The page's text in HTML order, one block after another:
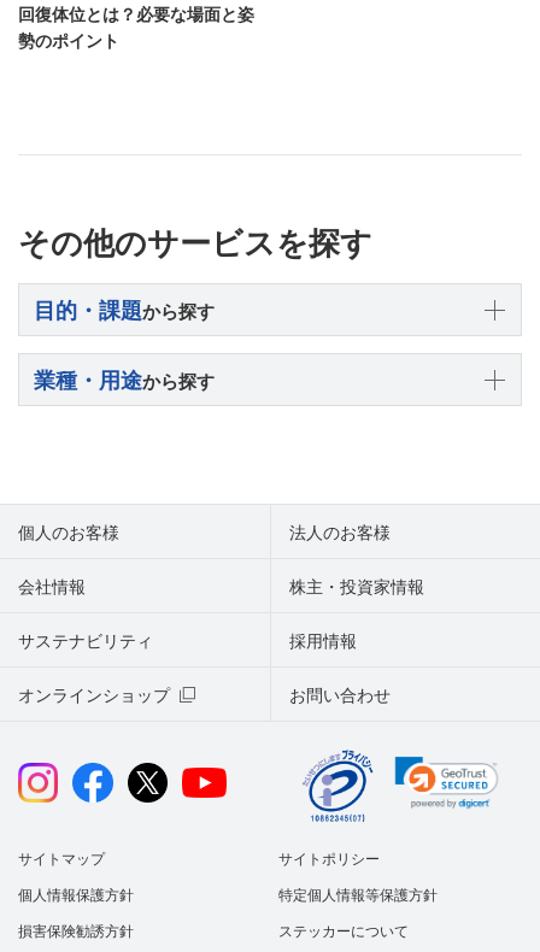
回復体位とは？必要な場面と姿
勢のポイント
その他のサービスを探す
目的・課題から探す
業種・用途から探す
個人のお客様 法人のお客様
会社情報 株主・投資家情報
サステナビリティ
オンラインショップ お問い合わせ
採用情報
サイトマップ サイトポリシー
個人情報保護方針 特定個人情報等保護方針
損害保険勧誘方針 ステッカーについて